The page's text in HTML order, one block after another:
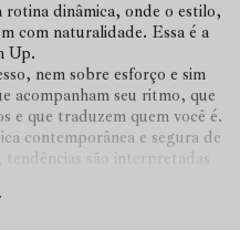
rotina dinâmica, onde o estilo,
com naturalidade. Essa é a
Up.
nem sobre esforço e sim
acompanham seu ritmo, que
e que traduzem quem você é.
contemporânea e segura de
são interpretadas